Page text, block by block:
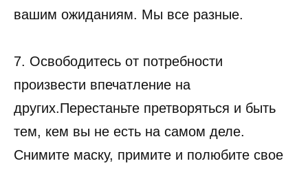
вашим ожиданиям. Мы все разные.
7. Освободитесь от потребности
произвести впечатление на
других.Перестаньте претворяться и быть
тем, кем вы не есть на самом деле.
Снимите маску, примите и полюбите свое